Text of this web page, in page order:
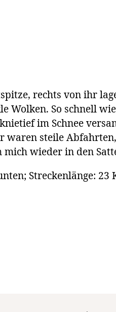
rechts von ihr
Wolken. So schnell
im Schnee
steile
wieder in den
Streckenlänge: